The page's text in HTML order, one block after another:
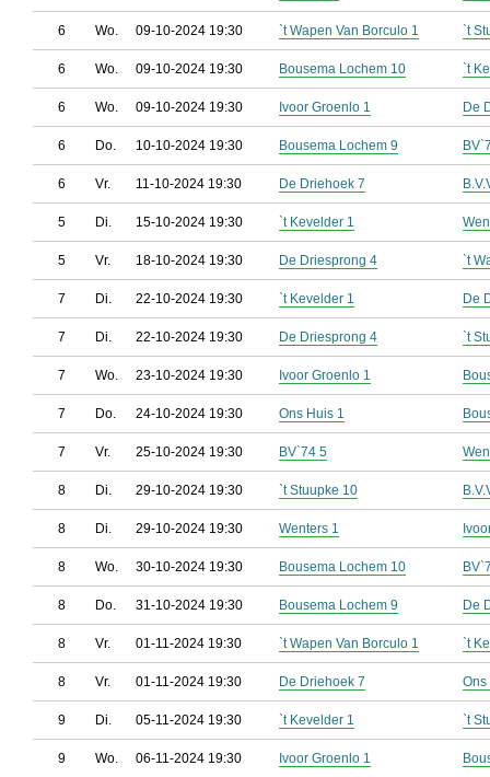
6 Wo. 09-10-2024 19:30 `t Wapen Van Borculo 1 `t
6 Wo. 09-10-2024 19:30 Bousema Lochem 10 `t
6 Wo. 09-10-2024 19:30 Ivoor Groenlo 1 De
6 Do. 10-10-2024 19:30 Bousema Lochem 9
6 Vr. 11-10-2024 19:30 De Driehoek 7
5 Di. 15-10-2024 19:30 `t Kevelder 1
5 Vr. 18-10-2024 19:30 De Driesprong 4 `t
7 Di. 22-10-2024 19:30 `t Kevelder 1 De
7 Di. 22-10-2024 19:30 De Driesprong 4 `t
7 Wo. 23-10-2024 19:30 Ivoor Groenlo 1
7 Do. 24-10-2024 19:30 Ons Huis 1
7 Vr. 25-10-2024 19:30 BV`74 5
8 Di. 29-10-2024 19:30 `t Stuupke 10
8 Di. 29-10-2024 19:30 Wenters 1
8 Wo. 30-10-2024 19:30 Bousema Lochem 10
8 Do. 31-10-2024 19:30 Bousema Lochem 9 De
8 Vr. 01-11-2024 19:30 `t Wapen Van Borculo 1 `t
8 Vr. 01-11-2024 19:30 De Driehoek 7 Ons
9 Di. 05-11-2024 19:30 `t Kevelder 1 `t
9 Wo. 06-11-2024 19:30 Ivoor Groenlo 1